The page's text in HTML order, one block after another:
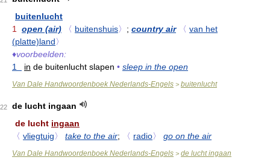
buitenlucht
1
open (air) 〈 buitenshuis〉 ; country air 〈 van het
(platte)land〉
♦voorbeelden:
1
in de buitenlucht slapen • sleep in the open
Van Dale Handwoordenboek Nederlands-Engels > buitenlucht
de lucht ingaan
de lucht ingaan
〈 vliegtuig〉 take to the air; 〈 radio〉 go on the air
Van Dale Handwoordenboek Nederlands-Engels > de lucht ingaan